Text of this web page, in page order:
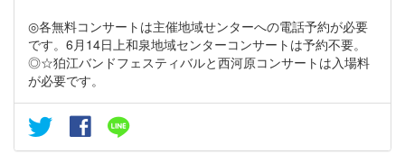
◎各無料コンサートは主催地域せンターへの電話予約が必要
です。6月14日上和泉地域センターコンサートは予約不要。
◎☆狛江バンドフェスティバルと西河原コンサートは入場料
が必要です。